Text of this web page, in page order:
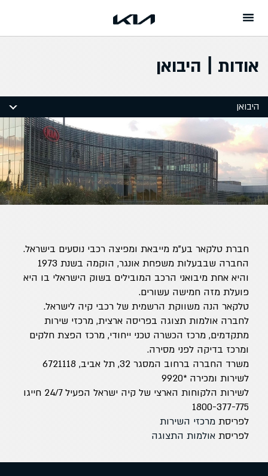
אודות | היבואן
היבואן
חברת טלקאר בע"מ מייבאת ומפיצה רכבי נוסעים בישראל.
החברה שבבעלות משפחת אונגר, הוקמה בשנת 1973
והיא אחת מיבואני הרכב המובילים בשוק הישראלי בו היא
פועלת מזה חמישה עשורים.
טלקאר הנה משווקת הרשמית של רכבי קיה לישראל.
לחברה אולמות תצוגה בפריסה ארצית, מרכזי שירות
מתקדמים, מרכז הכשרה טכני ייחודי, מרכז הפצת חלקים
ומרכז בדיקה לפני מסירה.
משרד החברה ברחוב המסגר 32, תל אביב, 6721118
לשירות ומכירה *9920
לשירות הלקוחות הארצי של קיה ישראל הפעיל 24/7 חייגו
1800-377-775
לפריסת מרכזי השירות
לפריסת אולמות התצוגה